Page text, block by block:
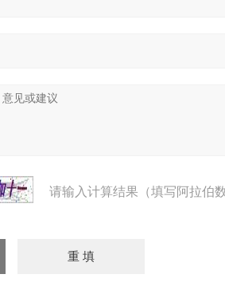
请输入计算结果（填写阿拉伯